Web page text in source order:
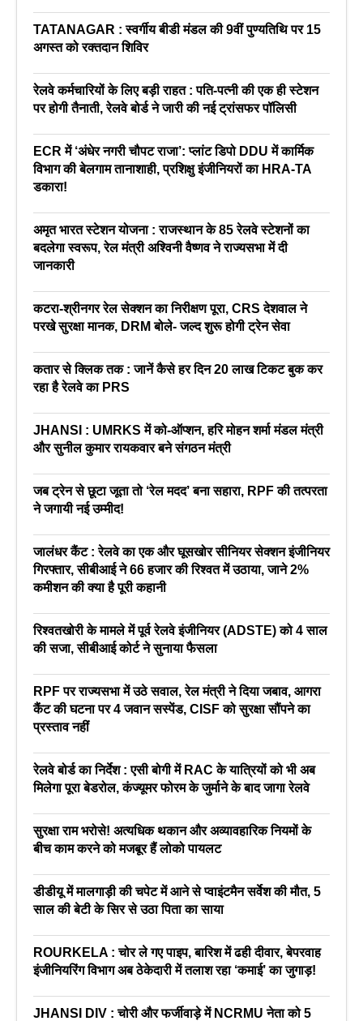
TATANAGAR : स्वर्गीय बीडी मंडल की 9वीं पुण्यतिथि पर 15
अगस्त को रक्तदान शिविर
रेलवे कर्मचारियों के लिए बड़ी राहत : पति-पत्नी की एक ही स्टेशन
पर होगी तैनाती, रेलवे बोर्ड ने जारी की नई ट्रांसफर पॉलिसी
ECR में ‘अंधेर नगरी चौपट राजा’: प्लांट डिपो DDU में कार्मिक
विभाग की बेलगाम तानाशाही, प्रशिक्षु इंजीनियरों का HRA-TA
डकारा!
अमृत भारत स्टेशन योजना : राजस्थान के 85 रेलवे स्टेशनों का
बदलेगा स्वरूप, रेल मंत्री अश्विनी वैष्णव ने राज्यसभा में दी
जानकारी
कटरा-श्रीनगर रेल सेक्शन का निरीक्षण पूरा, CRS देशवाल ने
परखे सुरक्षा मानक, DRM बोले- जल्द शुरू होगी ट्रेन सेवा
कतार से क्लिक तक : जानें कैसे हर दिन 20 लाख टिकट बुक कर
रहा है रेलवे का PRS
JHANSI : UMRKS में को-ऑप्शन, हरि मोहन शर्मा मंडल मंत्री
और सुनील कुमार रायकवार बने संगठन मंत्री
जब ट्रेन से छूटा जूता तो ‘रेल मदद’ बना सहारा, RPF की तत्परता
ने जगायी नई उम्मीद!
जालंधर कैंट : रेलवे का एक और घूसखोर सीनियर सेक्शन इंजीनियर
गिरफ्तार, सीबीआई ने 66 हजार की रिश्वत में उठाया, जाने 2%
कमीशन की क्या है पूरी कहानी
रिश्वतखोरी के मामले में पूर्व रेलवे इंजीनियर (ADSTE) को 4 साल
की सजा, सीबीआई कोर्ट ने सुनाया फैसला
RPF पर राज्यसभा में उठे सवाल, रेल मंत्री ने दिया जबाव, आगरा
कैंट की घटना पर 4 जवान सस्पेंड, CISF को सुरक्षा सौंपने का
प्रस्ताव नहीं
रेलवे बोर्ड का निर्देश : एसी बोगी में RAC के यात्रियों को भी अब
मिलेगा पूरा बेडरोल, कंज्यूमर फोरम के जुर्माने के बाद जागा रेलवे
सुरक्षा राम भरोसे! अत्यधिक थकान और अव्यावहारिक नियमों के
बीच काम करने को मजबूर हैं लोको पायलट
डीडीयू में मालगाड़ी की चपेट में आने से प्वाइंटमैन सर्वेश की मौत, 5
साल की बेटी के सिर से उठा पिता का साया
ROURKELA : चोर ले गए पाइप, बारिश में ढही दीवार, बेपरवाह
इंजीनियरिंग विभाग अब ठेकेदारी में तलाश रहा ‘कमाई’ का जुगाड़!
JHANSI DIV : चोरी और फर्जीवाड़े में NCRMU नेता को 5